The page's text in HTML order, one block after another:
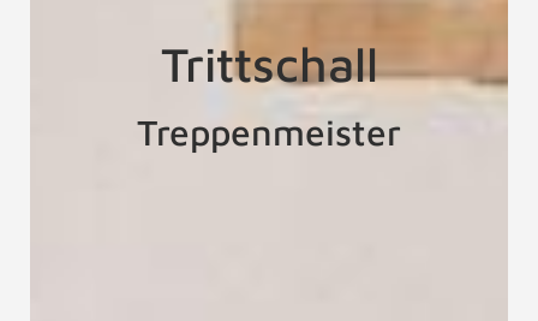
Trittschall
Treppenmeister